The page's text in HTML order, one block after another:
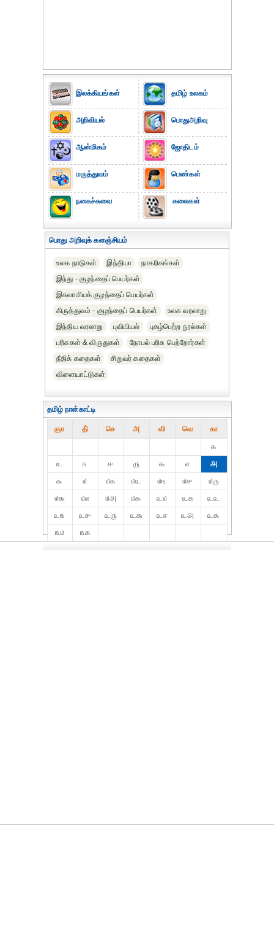
இலக்கியங்கள்
அறிவியல்
ஆன்மிகம்
மருத்துவம்
நகைச்சுவை
தமிழ் உலகம்
பொதுஅறிவு
ஜோதிடம்
பெண்கள்
கலைகள்
பொது அறிவுக் களஞ்சியம்
உலக நாடுகள் இந்தியா
நாகரிகங்கள்
இந்து - குழந்தைப் பெயர்கள்
இசுலாமியக் குழந்தைப் பெயர்கள்
கிருத்துவம் - குழந்தைப் பெயர்கள்
உலக வரலாறு
இந்திய வரலாறு
புவியியல்
புகழ்பெற்ற நூல்கள்
பரிசுகள் & விருதுகள்
நோபல் பரிசு‎ பெற்றோர்‎கள்
நீதிக் கதைகள்
சிறுவர் கதைகள்
விளையாட்டுகள்
தமிழ் நாள்காட்டி
ஞா தி் செ அ வி வெ கா
௧
௨
௩ ௪ ௫ ௬ ௭
௮
௯
௰ ௰௧ ௰௨ ௰௩ ௰௪
௰௫
௰௬
௰௭ ௰௮ ௰௯ ௨௰ ௨௧
௨௨
௨௩
௨௪ ௨௫ ௨௬ ௨௭ ௨௮
௨௯
௩௰
௩௧